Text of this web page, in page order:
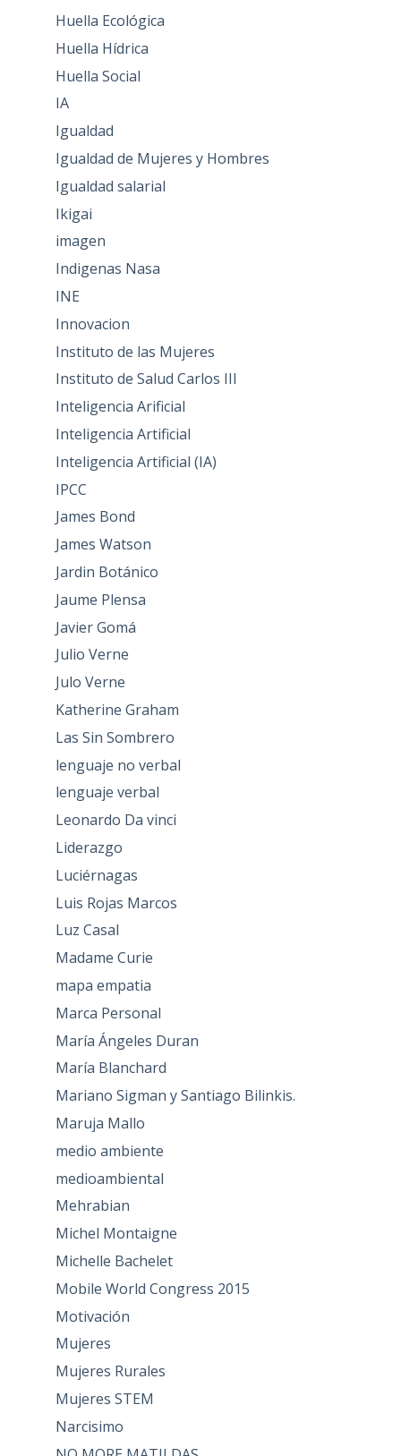
Huella Ecológica
Huella Hídrica
Huella Social
IA
Igualdad
Igualdad de Mujeres y Hombres
Igualdad salarial
Ikigai
imagen
Indigenas Nasa
INE
Innovacion
Instituto de las Mujeres
Instituto de Salud Carlos III
Inteligencia Arificial
Inteligencia Artificial
Inteligencia Artificial (IA)
IPCC
James Bond
James Watson
Jardin Botánico
Jaume Plensa
Javier Gomá
Julio Verne
Julo Verne
Katherine Graham
Las Sin Sombrero
lenguaje no verbal
lenguaje verbal
Leonardo Da vinci
Liderazgo
Luciérnagas
Luis Rojas Marcos
Luz Casal
Madame Curie
mapa empatia
Marca Personal
María Ángeles Duran
María Blanchard
Mariano Sigman y Santiago Bilinkis.
Maruja Mallo
medio ambiente
medioambiental
Mehrabian
Michel Montaigne
Michelle Bachelet
Mobile World Congress 2015
Motivación
Mujeres
Mujeres Rurales
Mujeres STEM
Narcisimo